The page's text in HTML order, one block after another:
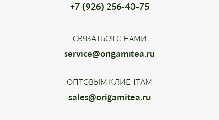
+7 (926) 256-40-75
СВЯЗАТЬСЯ С НАМИ
service@origamitea.ru
ОПТОВЫМ КЛИЕНТАМ
sales@origamitea.ru